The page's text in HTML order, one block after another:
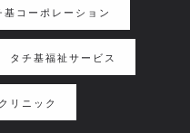
基コーポレーション
タチ基福祉サービス
リニック